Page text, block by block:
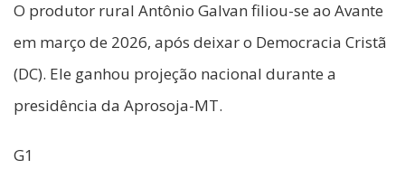
O produtor rural Antônio Galvan filiou-se ao Avante
em março de 2026, após deixar o Democracia Cristã
(DC). Ele ganhou projeção nacional durante a
presidência da Aprosoja-MT.
G1